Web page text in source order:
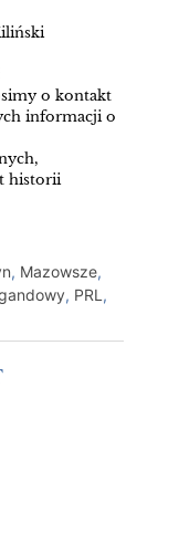
o kontakt
informacji o
historii
, Mazowsze,
, PRL ,